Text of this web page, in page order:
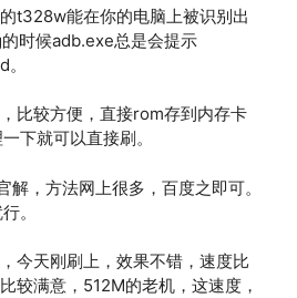
t328w能在你的电脑上被识别出
时候adb.exe总是会提示
比较方便，直接rom存到内存卡
下就可以直接刷。
，方法网上很多，百度之即可。
。
今天刚刷上，效果不错，速度比
较满意，512M的老机，这速度，